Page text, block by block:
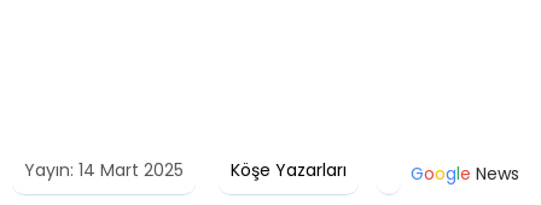
Yayın: 14 Mart 2025 Köşe Yazarları Google News